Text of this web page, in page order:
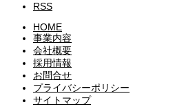
RSS
HOME
事業内容
会社概要
採用情報
お問合せ
プライバシーポリシー
サイトマップ